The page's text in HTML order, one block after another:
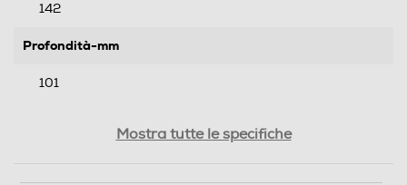
142
Profondità-mm
101
Mostra tutte le specifiche